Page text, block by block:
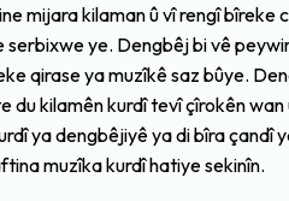
mijara kilaman û vî rengî bîreke
serbixwe ye. Dengbêj bi vê
qirase ya muzîkê saz bûye.
du kilamên kurdî tevî çîrokên wan
ya dengbêjiyê ya di bîra çandî
muzîka kurdî hatiye sekinîn.